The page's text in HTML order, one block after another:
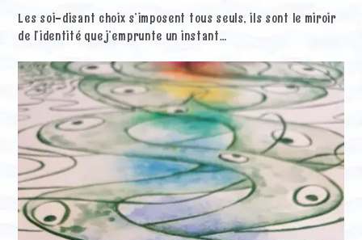
Les soi-disant choix s’imposent tous seuls, ils sont le miroir
de l’identité que j’emprunte un instant…